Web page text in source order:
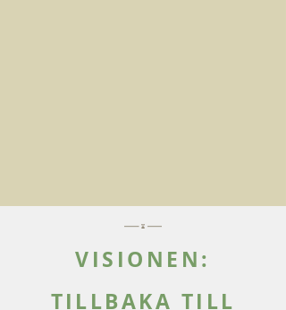
VISIONEN:
TILLBAKA TILL